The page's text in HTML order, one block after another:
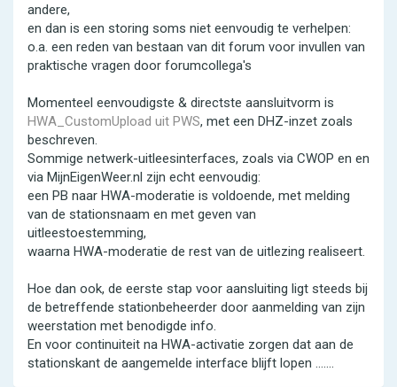
andere,
en dan is een storing soms niet eenvoudig te verhelpen:
o.a. een reden van bestaan van dit forum voor invullen van
praktische vragen door forumcollega's
Momenteel eenvoudigste & directste aansluitvorm is
HWA_CustomUpload uit PWS, met een DHZ-inzet zoals
beschreven.
Sommige netwerk-uitleesinterfaces, zoals via CWOP en en
via MijnEigenWeer.nl zijn echt eenvoudig:
een PB naar HWA-moderatie is voldoende, met melding
van de stationsnaam en met geven van
uitleestoestemming,
waarna HWA-moderatie de rest van de uitlezing realiseert.
Hoe dan ook, de eerste stap voor aansluiting ligt steeds bij
de betreffende stationbeheerder door aanmelding van zijn
weerstation met benodigde info.
En voor continuiteit na HWA-activatie zorgen dat aan de
stationskant de aangemelde interface blijft lopen .......